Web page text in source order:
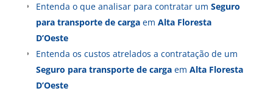
Entenda o que analisar para contratar um Seguro
para transporte de cargaem Alta Floresta
D’Oeste
Entenda os custos atrelados a contratação de um
Seguro para transporte de cargaem Alta Floresta
D’Oeste